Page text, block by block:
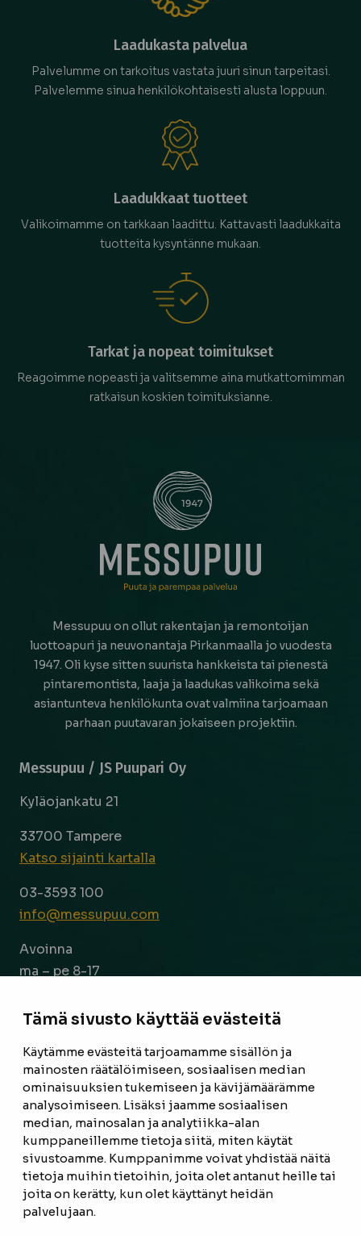
Tämä sivusto käyttää evästeitä
Käytämme evästeitä tarjoamamme sisällön ja
mainosten räätälöimiseen, sosiaalisen median
ominaisuuksien tukemiseen ja kävijämäärämme
analysoimiseen. Lisäksi jaamme sosiaalisen
median, mainosalan ja analytiikka-alan
kumppaneillemme tietoja siitä, miten käytät
sivustoamme. Kumppanimme voivat yhdistää näitä
tietoja muihin tietoihin, joita olet antanut heille tai
joita on kerätty, kun olet käyttänyt heidän
palvelujaan.
Laadukasta palvelua
Palvelumme on tarkoitus vastata juuri sinun tarpeitasi.
Palvelemme sinua henkilökohtaisesti alusta loppuun.
Laadukkaat tuotteet
Valikoimamme on tarkkaan laadittu. Kattavasti laadukkaita
tuotteita kysyntänne mukaan.
Tarkat ja nopeat toimitukset
Reagoimme nopeasti ja valitsemme aina mutkattomimman
ratkaisun koskien toimituksianne.
Messupuu on ollut rakentajan ja remontoijan
luottoapuri ja neuvonantaja Pirkanmaalla jo vuodesta
1947. Oli kyse sitten suurista hankkeista tai pienestä
pintaremontista, laaja ja laadukas valikoima sekä
asiantunteva henkilökunta ovat valmiina tarjoamaan
parhaan puutavaran jokaiseen projektiin.
Messupuu / JS Puupari Oy
Kyläojankatu 21
33700 Tampere
Katso sijainti kartalla
03-3593 100
info@messupuu.com
Avoinna
ma – pe 8-17
ETUSIVU
TUOTTEET
REFERENSSIT
OTA YHTEYTTÄ
TIETOSUOJASELOSTE